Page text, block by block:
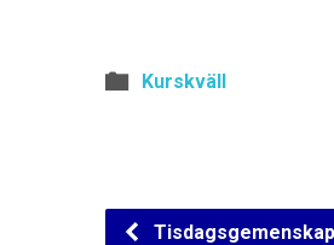
Kurskväll
Tisdagsgemenskap